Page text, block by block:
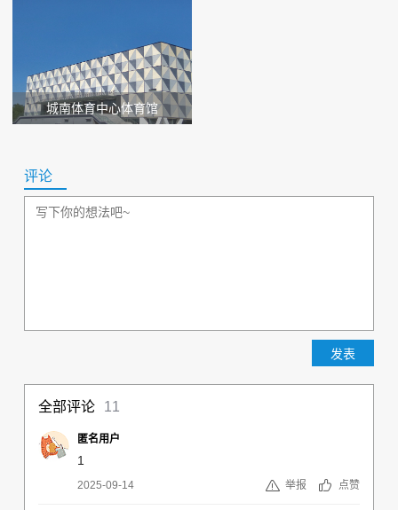
城南体育中心体育馆
评论
全部评论 11
匿名用户
1
2025-09-14 点赞
举报